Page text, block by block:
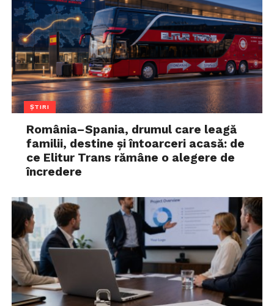
ȘTIRI
România–Spania, drumul care leagă
familii, destine și întoarceri acasă: de
ce Elitur Trans rămâne o alegere de
încredere